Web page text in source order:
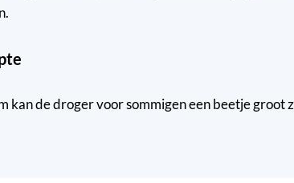
kan de droger voor sommigen een beetje